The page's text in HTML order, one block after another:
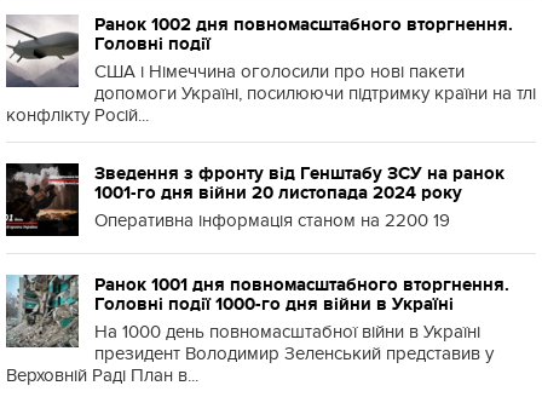
Ранок 1002 дня повномасштабного вторгнення.
Головні події
США і Німеччина оголосили про нові пакети
допомоги Україні, посилюючи підтримку країни на тлі
конфлікту Росій...
Зведення з фронту від Генштабу ЗСУ на ранок
1001-го дня війни 20 листопада 2024 року
Оперативна інформація станом на 2200 19
Ранок 1001 дня повномасштабного вторгнення.
Головні події 1000-го дня війни в Україні
На 1000 день повномасштабної війни в Україні
президент Володимир Зеленський представив у
Верховній Раді План в...